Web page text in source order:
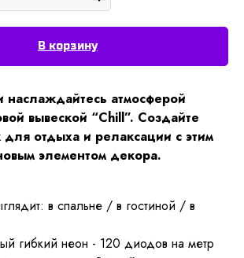
В корзину
наслаждайтесь атмосферой
вывеской “Chill”. Создайте
для отдыха и релаксации с этим
элементом декора.
в спальне / в гостиной / в
гибкий неон - 120 диодов на метр